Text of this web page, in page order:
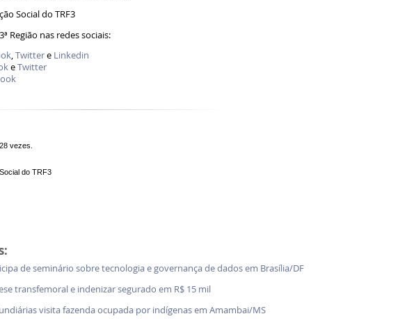
Social do TRF3
Região nas redes sociais:
,Twittere Linkedin
eTwitter
vezes.
do TRF3
de seminário sobre tecnologia e governança de dados em Brasília/DF
transfemoral e indenizar segurado em R$ 15 mil
visita fazenda ocupada por indígenas em Amambai/MS